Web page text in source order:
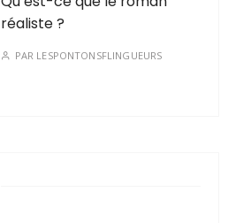
réaliste ?
PAR LESPONTONSFLINGUEURS